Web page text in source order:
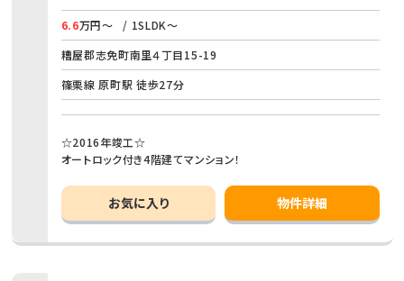
6.6万円～
/ 1SLDK～
糟屋郡志免町南里４丁目15-19
篠栗線 原町駅 徒歩27分
☆2016年竣工☆
オートロック付き4階建てマンション！
お気に入り 物件詳細